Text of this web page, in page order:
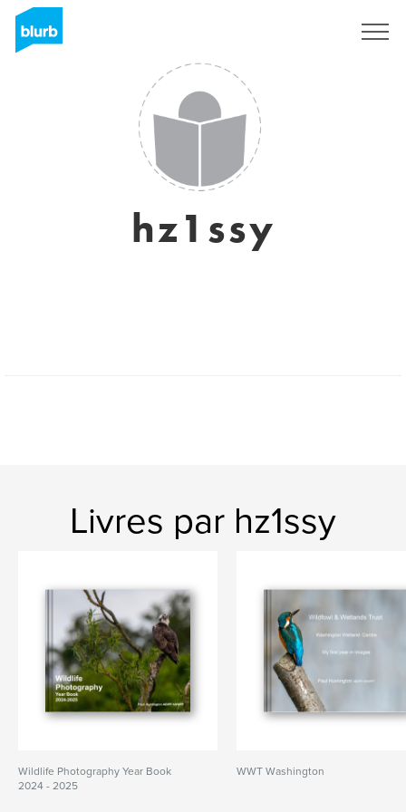
hz1ssy
Livres par hz1ssy
Wildlife Photography Year Book
2024 - 2025
WWT Washington